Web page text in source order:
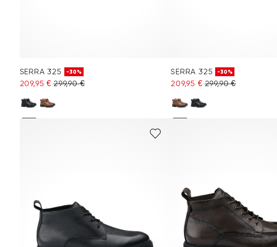
SERRA 325 -30%
209,95 € 299,90 €
SERRA 325 -30%
209,95 € 299,90 €